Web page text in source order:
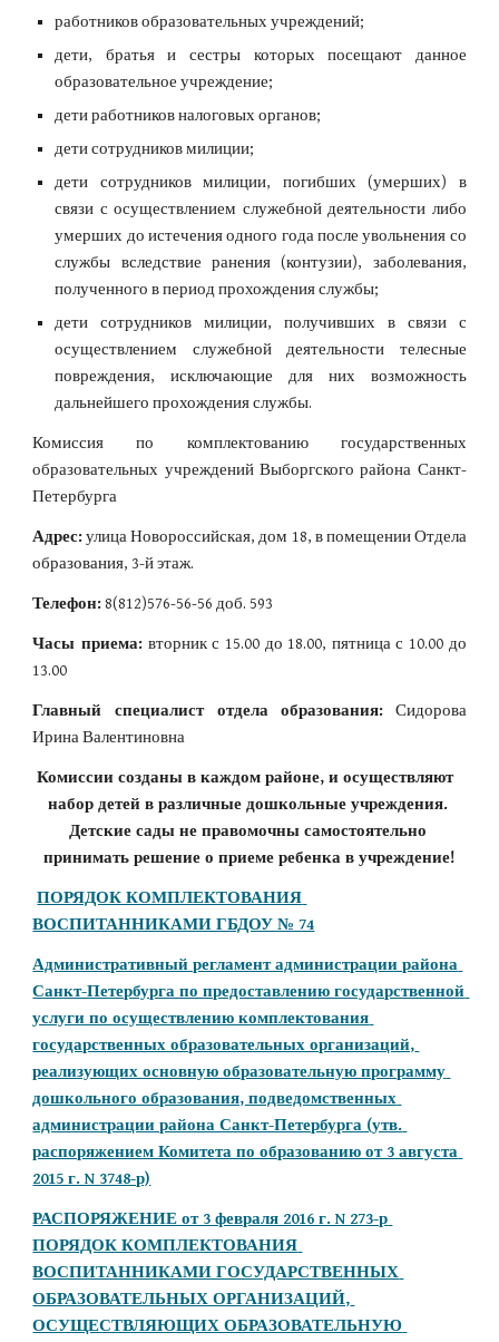
работников образовательных учреждений;
дети, братья и сестры которых посещают данное
образовательное учреждение;
дети работников налоговых органов;
дети сотрудников милиции;
дети сотрудников милиции, погибших (умерших) в
связи с осуществлением служебной деятельности либо
умерших до истечения одного года после увольнения со
службы вследствие ранения (контузии), заболевания,
полученного в период прохождения службы;
дети сотрудников милиции, получивших в связи с
осуществлением служебной деятельности телесные
повреждения, исключающие для них возможность
дальнейшего прохождения службы.
Комиссия по комплектованию государственных
образовательных учреждений Выборгского района Санкт-
Петербурга
Адрес:улица Новороссийская, дом 18, в помещении Отдела
образования, 3-й этаж.
Телефон: 8(812)576-56-56 доб. 593
Часы приема: вторник с 15.00 до 18.00, пятница с 10.00 до
13.00
Главный специалист отдела образования: Сидорова
Ирина Валентиновна
Комиссии созданы в каждом районе, и осуществляют
набор детей в различные дошкольные учреждения.
Детские сады не правомочны самостоятельно
принимать решение о приеме ребенка в учреждение!
ПОРЯДОК КОМПЛЕКТОВАНИЯ
ВОСПИТАННИКАМИ ГБДОУ № 74
Административный регламент администрации района
Санкт-Петербурга по предоставлению государственной
услуги по осуществлению комплектования
государственных образовательных организаций,
реализующих основную образовательную программу
дошкольного образования, подведомственных
администрации района Санкт-Петербурга (утв.
распоряжением Комитета по образованию от 3 августа
2015 г. N 3748-р)
РАСПОРЯЖЕНИЕ от 3 февраля 2016 г. N 273-р
ПОРЯДОК КОМПЛЕКТОВАНИЯ
ВОСПИТАННИКАМИ ГОСУДАРСТВЕННЫХ
ОБРАЗОВАТЕЛЬНЫХ ОРГАНИЗАЦИЙ,
ОСУЩЕСТВЛЯЮЩИХ ОБРАЗОВАТЕЛЬНУЮ